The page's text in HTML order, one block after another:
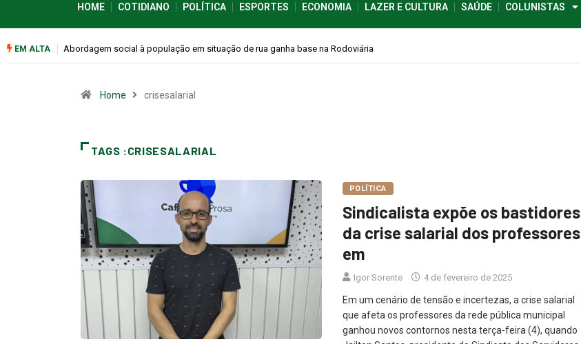
HOME COTIDIANO POLÍTICA ESPORTES ECONOMIA LAZER E CULTURA SAÚDE COLUNISTAS
EM ALTA Abordagem social à população em situação de rua ganha base na Rodoviária
Home crisesalarial
TAGS :CRISESALARIAL
POLÍTICA
Sindicalista expõe os bastidores
da crise salarial dos professores
em
Igor Sorente 4 de fevereiro de 2025
Em um cenário de tensão e incertezas, a crise salarial
que afeta os professores da rede pública municipal
ganhou novos contornos nesta terça-feira (4), quando